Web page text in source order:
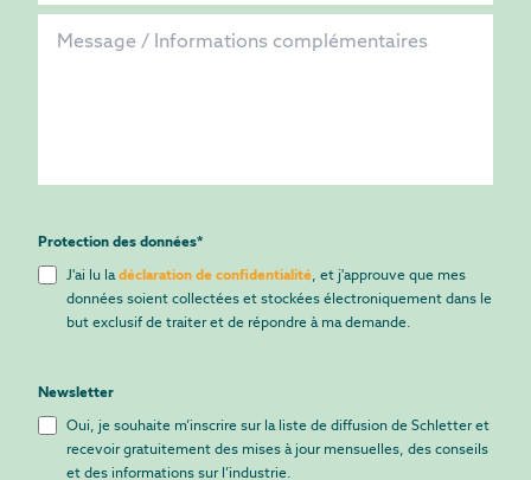
Protection des données*
J'ai lu ladéclaration de confidentialité, et j'approuve que mes
données soient collectées et stockées électroniquement dans le
but exclusif de traiter et de répondre à ma demande.
Newsletter
Oui, je souhaite m’inscrire sur la liste de diffusion de Schletter et
recevoir gratuitement des mises à jour mensuelles, des conseils
et des informations sur l’industrie.